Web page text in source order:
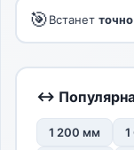
🎯Встанет
↔
1 200 мм